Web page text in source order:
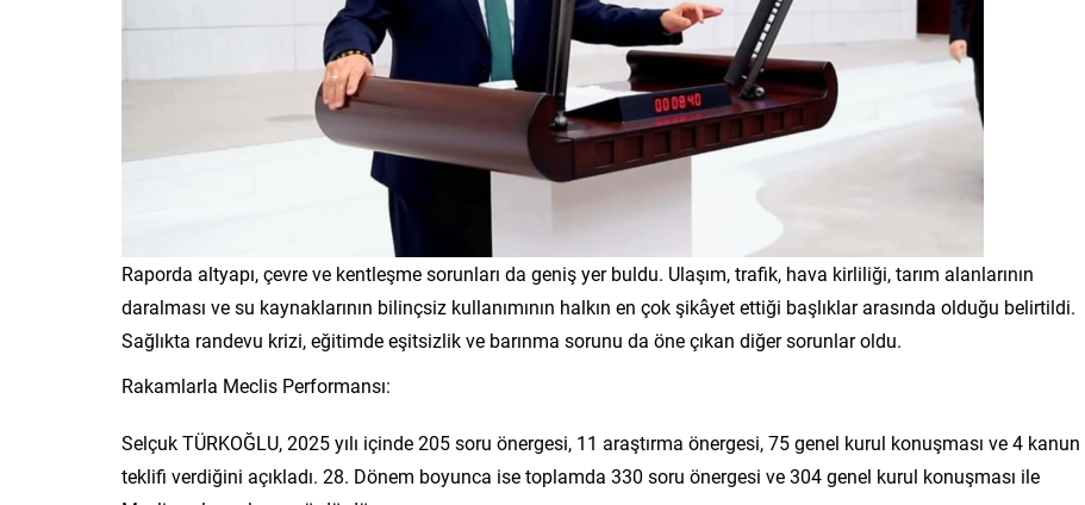
Raporda altyapı, çevre ve kentleşme sorunları da geniş yer buldu. Ulaşım, trafik, hava kirliliği, tarım alanlarının
daralması ve su kaynaklarının bilinçsiz kullanımının halkın en çok şikâyet ettiği başlıklar arasında olduğu belirtildi.
Sağlıkta randevu krizi, eğitimde eşitsizlik ve barınma sorunu da öne çıkan diğer sorunlar oldu.
Rakamlarla Meclis Performansı:
Selçuk TÜRKOĞLU, 2025 yılı içinde 205 soru önergesi, 11 araştırma önergesi, 75 genel kurul konuşması ve 4 kanun
teklifi verdiğini açıkladı. 28. Dönem boyunca ise toplamda 330 soru önergesi ve 304 genel kurul konuşması ile